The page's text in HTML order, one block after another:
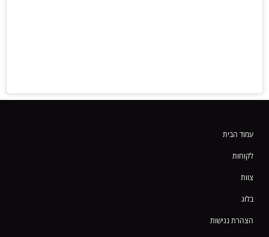
עמוד הבית
לקוחות
צוות
בלוג
הצהרת נגישות